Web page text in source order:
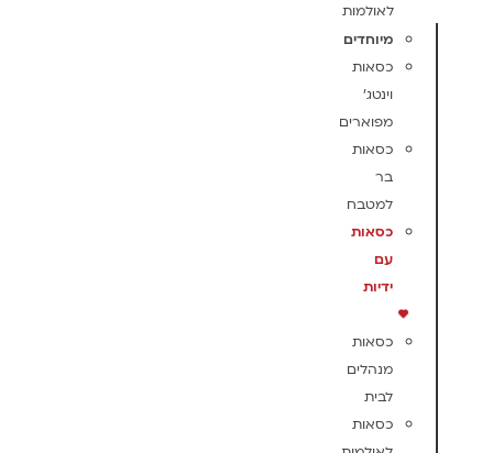
לאולמות
מיוחדים
כסאות
וינטג'
מפוארים
כסאות
בר
למטבח
כסאות
עם
ידיות
כסאות
מנהלים
לבית
כסאות